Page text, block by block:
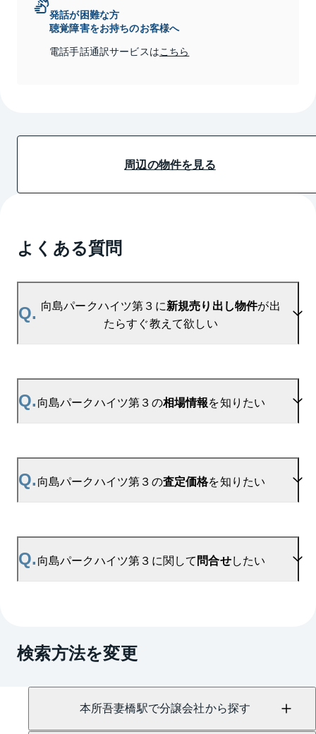
発話が困難な方
聴覚障害をお持ちのお客様へ
電話手話通訳サービスはこちら
周辺の物件を見る
よくある質問
Q. 向島パークハイツ第３に新規売り出し物件が出
たらすぐ教えて欲しい
A.当サイトには、「売り出されたら教えて」リクエス
ト機能がございます。お気に入りのマンションをご
Q. 向島パークハイツ第３の相場情報を知りたい
A.参考相場価格、参考相場賃料を掲載しております。
向島パークハイツ第３の過去の販売事例や、周辺の
Q. 向島パークハイツ第３の査定価格を知りたい
A.向島パークハイツ第３の無料売却査定は
お問い合わせフォーム よりお問い合わせください。
Q. 向島パークハイツ第３に関して 問合せしたい
賃貸に関するお問い合わせは、
にて承っております。
検索方法を変更
本所吾妻橋駅で分譲会社から探す